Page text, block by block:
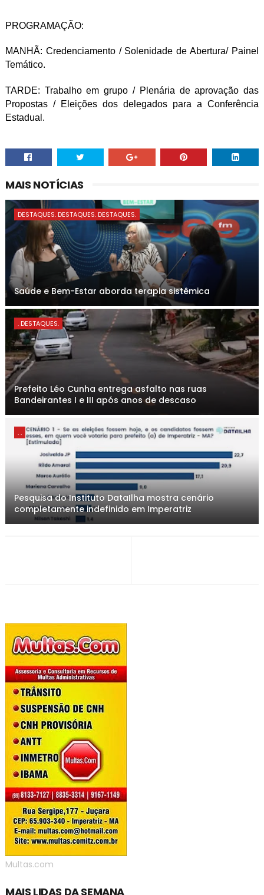
PROGRAMAÇÃO:
MANHÃ: Credenciamento / Solenidade de Abertura/ Painel
Temático.
TARDE: Trabalho em grupo / Plenária de aprovação das
Propostas / Eleições dos delegados para a Conferência
Estadual.
MAIS NOTÍCIAS
DESTAQUES. DESTAQUES. DESTAQUES.
Saúde e Bem-Estar aborda terapia sistêmica
. DESTAQUES.
Prefeito Léo Cunha entrega asfalto nas ruas
Bandeirantes I e III após anos de descaso
. .
Pesquisa do Instituto DataIlha mostra cenário
completamente indefinido em Imperatriz
Multas.com
MAIS LIDAS DA SEMANA